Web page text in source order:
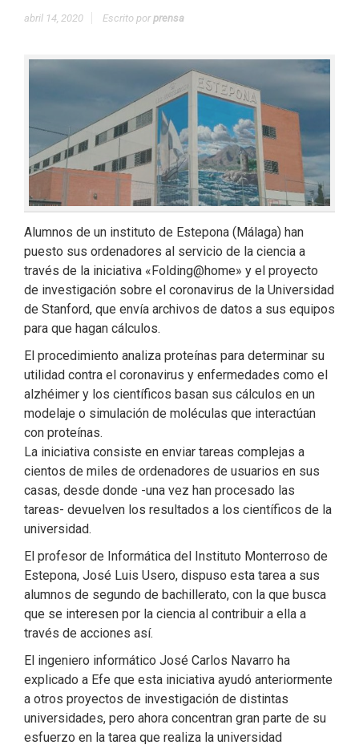
abril 14, 2020 Escrito porprensa
Alumnos de un instituto de Estepona (Málaga) han
puesto sus ordenadores al servicio de la ciencia a
través de la iniciativa «Folding@home» y el proyecto
de investigación sobre el coronavirus de la Universidad
de Stanford, que envía archivos de datos a sus equipos
para que hagan cálculos.
El procedimiento analiza proteínas para determinar su
utilidad contra el coronavirus y enfermedades como el
alzhéimer y los científicos basan sus cálculos en un
modelaje o simulación de moléculas que interactúan
con proteínas.
La iniciativa consiste en enviar tareas complejas a
cientos de miles de ordenadores de usuarios en sus
casas, desde donde -una vez han procesado las
tareas- devuelven los resultados a los científicos de la
universidad.
El profesor de Informática del Instituto Monterroso de
Estepona, José Luis Usero, dispuso esta tarea a sus
alumnos de segundo de bachillerato, con la que busca
que se interesen por la ciencia al contribuir a ella a
través de acciones así.
El ingeniero informático José Carlos Navarro ha
explicado a Efe que esta iniciativa ayudó anteriormente
a otros proyectos de investigación de distintas
universidades, pero ahora concentran gran parte de su
esfuerzo en la tarea que realiza la universidad